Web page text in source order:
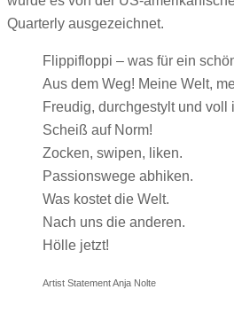
Quarterly ausgezeichnet.
Flippifloppi – was für ein
Aus dem Weg! Meine Welt,
Freudig, durchgestylt und voll
Scheiß auf Norm!
Zocken, swipen, liken.
Passionswege abhiken.
Was kostet die Welt.
Nach uns die anderen.
Hölle jetzt!
Artist Statement Anja Nolte